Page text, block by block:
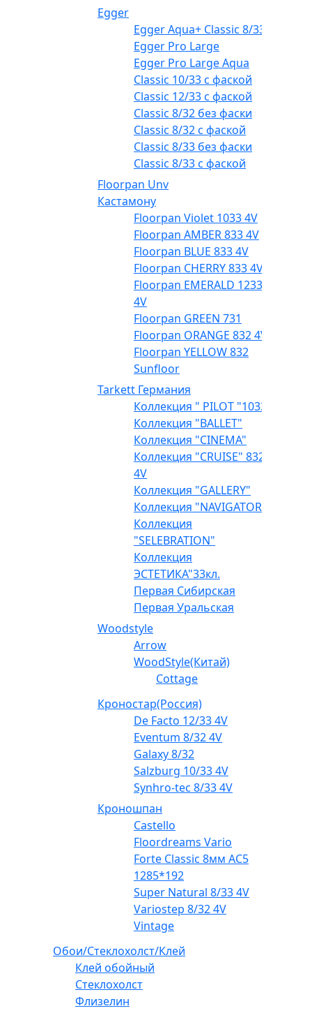
Egger
Egger Aqua+ Classic 8/33
Egger Pro Large
Egger Pro Large Aqua
Classic 10/33 с фаской
Classic 12/33 с фаской
Classic 8/32 без фаски
Classic 8/32 с фаской
Classic 8/33 без фаски
Classic 8/33 с фаской
Floorpan Unv
Кастамону
Floorpan Violet 1033 4V
Floorpan AMBER 833 4V
Floorpan BLUE 833 4V
Floorpan CHERRY 833 4V
Floorpan EMERALD 1233
4V
Floorpan GREEN 731
Floorpan ORANGE 832 4V
Floorpan YELLOW 832
Sunfloor
Tarkett Германия
Коллекция " PILOT "1033
Коллекция "BALLET"
Коллекция "CINEMA"
Коллекция "CRUISE" 832
4V
Коллекция "GALLERY"
Коллекция "NAVIGATOR"
Коллекция
"SELEBRATION"
Коллекция
ЭСТЕТИКА"33кл.
Первая Сибирская
Первая Уральская
Woodstyle
Arrow
WoodStyle(Китай)
Cottage
Кроностар(Россия)
De Facto 12/33 4V
Eventum 8/32 4V
Galaxy 8/32
Salzburg 10/33 4V
Synhro-tec 8/33 4V
Кроношпан
Castello
Floordreams Vario
Forte Classic 8мм AC5
1285*192
Super Natural 8/33 4V
Variostep 8/32 4V
Vintage
Обои/Стеклохолст/Клей
Клей обойный
Стеклохолст
Флизелин